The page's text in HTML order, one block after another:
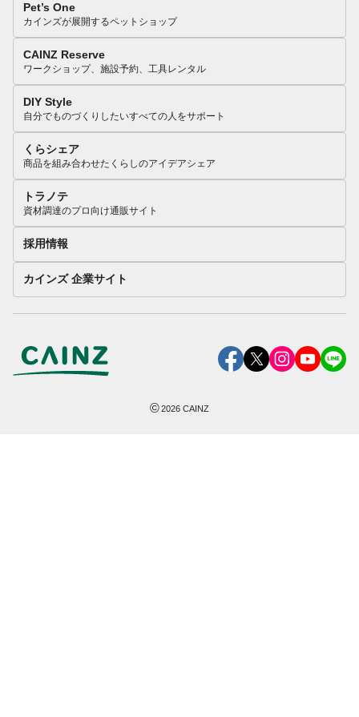
Pet’s One
カインズが展開するペットショップ
CAINZ Reserve
ワークショップ、施設予約、工具レンタル
DIY Style
自分でものづくりしたいすべての人をサポート
くらシェア
商品を組み合わせたくらしのアイデアシェア
トラノテ
資材調達のプロ向け通販サイト
採用情報
カインズ 企業サイト
©2026 CAINZ